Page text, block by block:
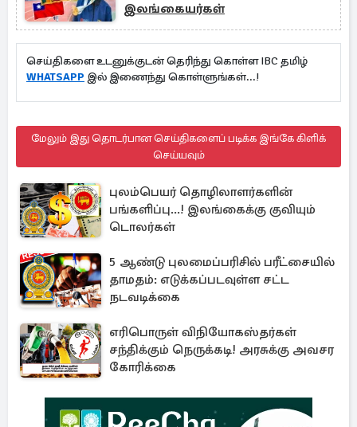
இலங்கையர்கள்
செய்திகளை உடனுக்குடன் தெரிந்து கொள்ள IBC தமிழ்
WHATSAPP இல் இணைந்து கொள்ளுங்கள்...!
மேலும் இது தொடர்பான செய்திகளைப் படிக்க இங்கே கிளிக்
செய்யவும்
புலம்பெயர் தொழிலாளர்களின்
பங்களிப்பு...! இலங்கைக்கு குவியும்
டொலர்கள்
5 ஆண்டு புலமைப்பரிசில் பரீட்சையில்
தாமதம்: எடுக்கப்படவுள்ள சட்ட
நடவடிக்கை
எரிபொருள் விநியோகஸ்தர்கள்
சந்திக்கும் நெருக்கடி! அரசுக்கு அவசர
கோரிக்கை